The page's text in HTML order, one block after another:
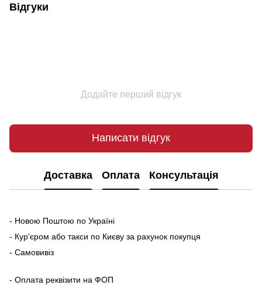
Відгуки
Додайте перший відгук
Написати відгук
Доставка Оплата Консультація
- Новою Поштою по Україні
- Кур'єром або такси по Києву за рахунок покупця
- Самовивіз
- Оплата реквізити на ФОП